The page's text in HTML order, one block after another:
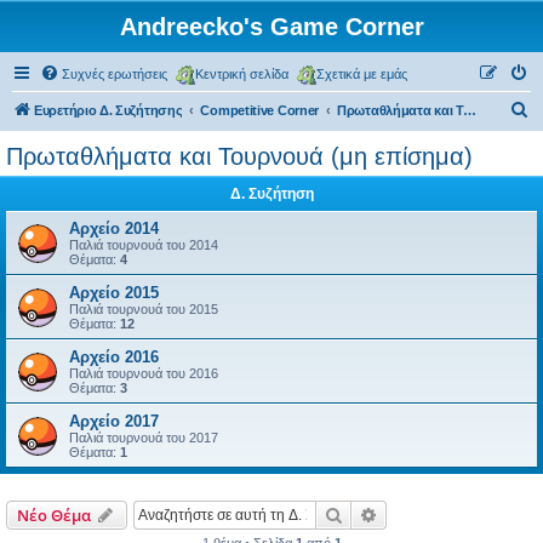
Andreecko's Game Corner
Συχνές ερωτήσεις Κεντρική σελίδα Σχετικά με εμάς
Ευρετήριο Δ. Συζήτησης Competitive Corner Πρωταθλήματα και Τουρνουά (μη επίσημα)
η
Πρωταθλήματα και Τουρνουά (μη επίσημα)
Δ. Συζήτηση
Αρχείο 2014
Παλιά τουρνουά του 2014
Θέματα: 4
Αρχείο 2015
Παλιά τουρνουά του 2015
Θέματα: 12
Αρχείο 2016
Παλιά τουρνουά του 2016
Θέματα: 3
Αρχείο 2017
Παλιά τουρνουά του 2017
Θέματα: 1
Νέο Θέμα Αναζήτηση